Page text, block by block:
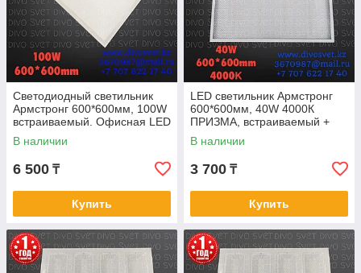
Светодиодный светильник
Армстронг 600*600мм, 100W
встраиваемый. Офисная LED
панель 60*60см 100 Ватт
6000К.
В наличии
6 500 ₸
Купить
LED светильник Армстронг
600*600мм, 40W 4000К
ПРИЗМА, встраиваемый +
накладной, нейтральный
цвет свечения.
В наличии
3 700 ₸
Купить